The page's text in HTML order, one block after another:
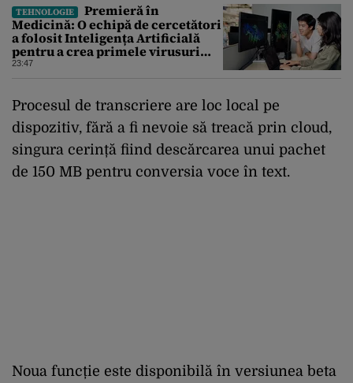
TEHNOLOGIE
Premieră în
Medicină: O echipă de cercetători
a folosit Inteligența Artificială
pentru a crea primele virusuri
sintetice la tratarea de E.coli
23:47
Procesul de transcriere are loc local pe
dispozitiv, fără a fi nevoie să treacă prin cloud,
singura cerință fiind descărcarea unui pachet
de 150 MB pentru conversia voce în text.
Noua funcție este disponibilă în versiunea beta